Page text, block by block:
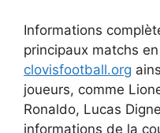
Informations
principaux matchs
clovisfootball.org
joueurs, comme
Ronaldo, Lucas
informations de la